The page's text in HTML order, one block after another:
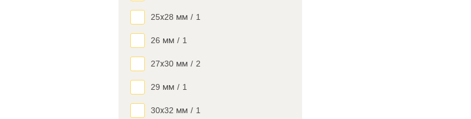
25х28 мм / 1
26 мм / 1
27х30 мм / 2
29 мм / 1
30х32 мм / 1